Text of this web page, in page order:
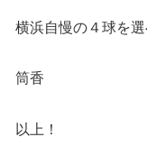
横浜自慢の４球を
筒香
以上！